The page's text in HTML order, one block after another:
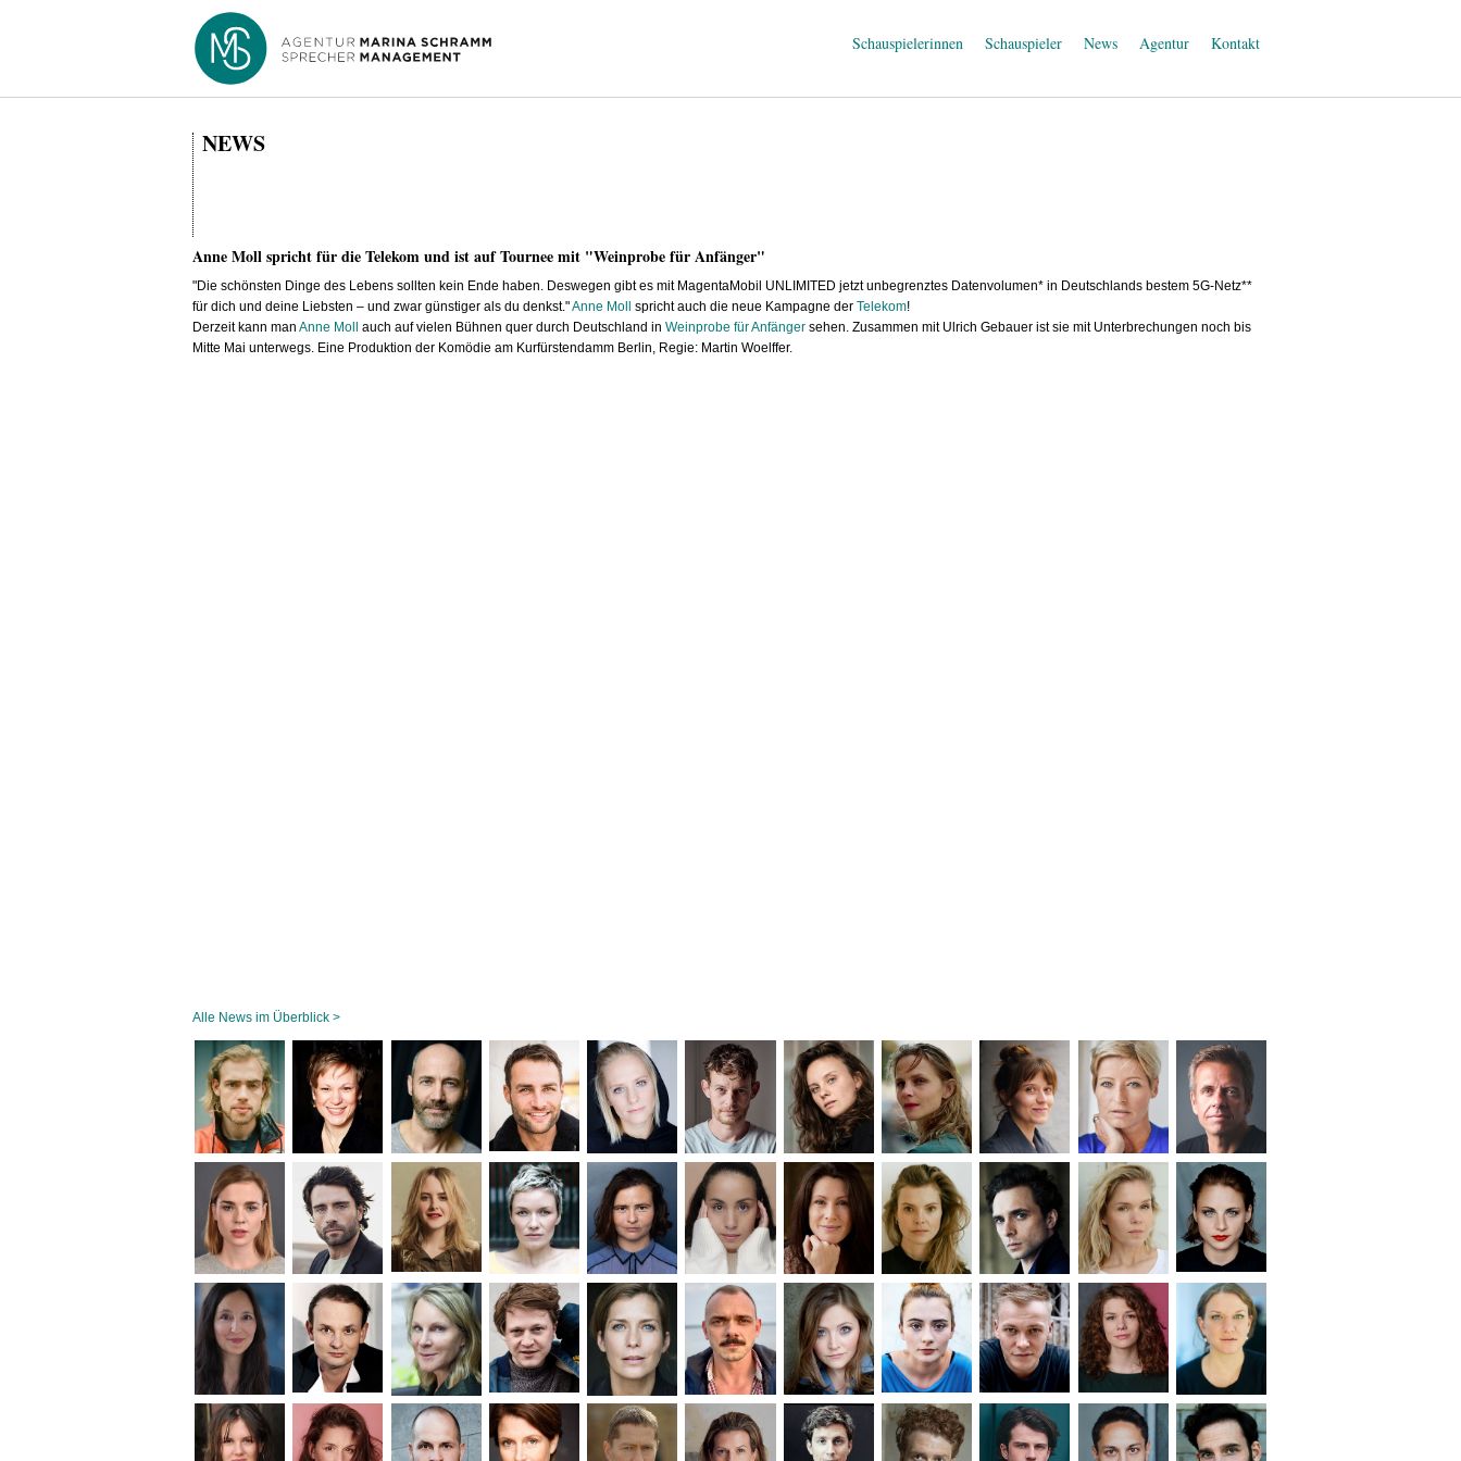
Schauspielerinnen Schauspieler News Agentur Kontakt
NEWS
Anne Moll spricht für die Telekom und ist auf Tournee mit "Weinprobe für Anfänger"
"Die schönsten Dinge des Lebens sollten kein Ende haben. Deswegen gibt es mit MagentaMobil UNLIMITED jetzt unbegrenztes Datenvolumen* in Deutschlands bestem 5G-Netz**
für dich und deine Liebsten – und zwar günstiger als du denkst."Anne Moll spricht auch die neue Kampagne der Telekom!
Derzeit kann man Anne Moll auch auf vielen Bühnen quer durch Deutschland in Weinprobe für Anfänger sehen. Zusammen mit Ulrich Gebauer ist sie mit Unterbrechungen noch bis
Mitte Mai unterwegs. Eine Produktion der Komödie am Kurfürstendamm Berlin, Regie: Martin Woelffer.
Alle News im Überblick >
Navigation
überspringen